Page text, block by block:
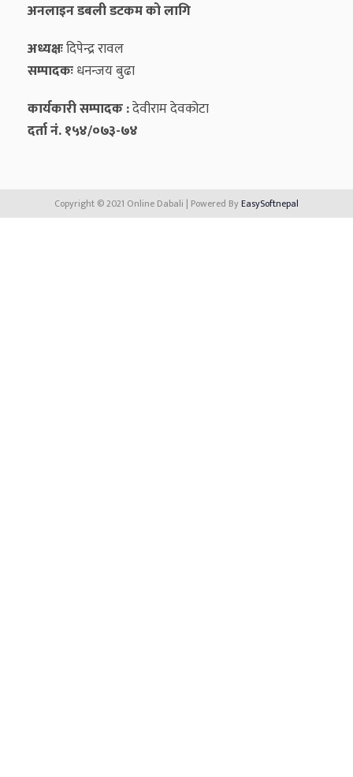
अनलाइन डबली डटकम को लागि
अध्यक्षःदिपेन्द्र रावल
सम्पादकःधनन्‍जय बुढा
कार्यकारी सम्पादक :देवीराम देवकोटा
दर्ता नं. १५४/०७३-७४
Copyright © 2021 Online Dabali | Powered ByEasySoftnepal